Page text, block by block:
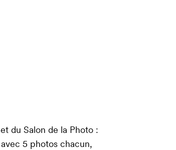
du Salon de la Photo :
5 photos chacun,